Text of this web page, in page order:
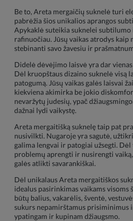
Be to, Areta mergaičių suknelė turi
pabrėžia šios unikalios aprangos
Apykaklė suteikia suknelei
rafinuočiau. Jūsų vaikas atrodys kaip
stebinanti savo žavesiu ir
Didelė dėvėjimo laisvė yra dar
Dėl kruopštaus dizaino suknelė visą
patogumą. Jūsų vaikas galės laisvai
kiekviena akimirka be jokio
nevaržytų judesių, ypač
dažnai lydi vaikystę.
Areta mergaitišką suknelę taip pat
nusivilkti. Nugaroje yra sagutė,
galima lengvai ir patogiai užsegti.
problemų aprengti ir nusirengti
galės atlikti savarankiškai.
Dėl unikalaus Areta mergaitiškos
idealus pasirinkimas vaikams visoms
būtų balius, vakarėlis, šventė,
sukurs nepamirštamus prisiminimus
ypatingam ir kupinam džiaugsmo.